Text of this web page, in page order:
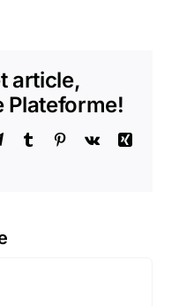
article,
Plateforme!
TelegramTumblr Pinterest
Vk
Xing